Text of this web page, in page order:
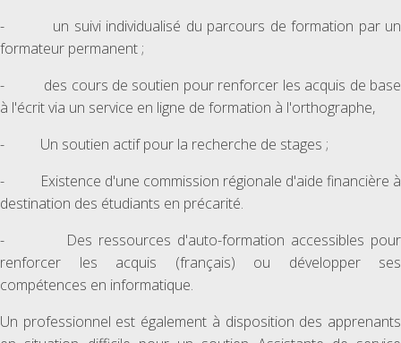
- un suivi individualisé du parcours de formation par un
formateur permanent ;
- des cours de soutien pour renforcer les acquis de base
à l'écrit via un service en ligne de formation à l'orthographe,
- Un soutien actif pour la recherche de stages ;
- Existence d'une commission régionale d'aide financière à
destination des étudiants en précarité.
- Des ressources d'auto-formation accessibles pour
renforcer les acquis (français) ou développer ses
compétences en informatique.
Un professionnel est également à disposition des apprenants